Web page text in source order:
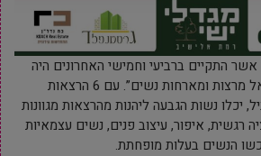
התקיים ברביעי וחמישי האחרונים היה
בסימן “נשות גבעת שמואל מרצות ומארחות נשים”. עם 6 הרצאות
יכלו נשות הגבעה ליהנות מהרצאות מגוונות
רגשית, איפור, עיצוב פנים, נשים עצמאיות
הנשים בעלות מופחתת.